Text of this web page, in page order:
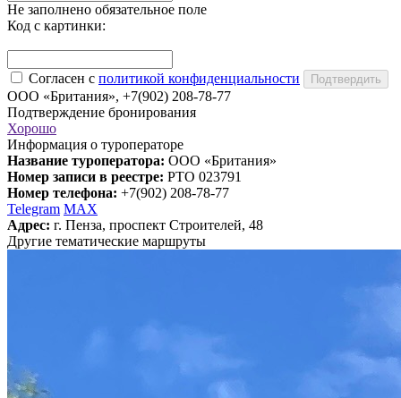
Не заполнено обязательное поле
Код с картинки:
Согласен с политикой конфиденциальности
ООО «Британия», +7(902) 208-78-77
Подтверждение бронирования
Хорошо
Информация о туроператоре
Название туроператора: ООО «Британия»
Номер записи в реестре: РТО 023791
Номер телефона: +7(902) 208-78-77
Telegram MAX
Адрес: г. Пенза, проспект Cтроителей, 48
Другие тематические маршруты